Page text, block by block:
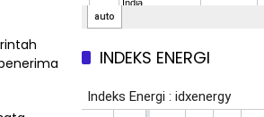
INDEKS ENERGI